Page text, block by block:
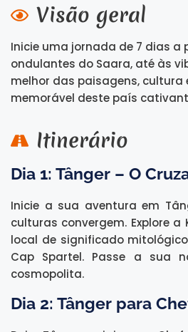
Visão geral
Inicie uma jornada de 7 dias
ondulantes do Saara, até às
melhor das paisagens, cultura
memorável deste país
Itinerário
Dia 1: Tânger – O
Inicie a sua aventura em
culturas convergem. Explore
local de significado
Cap Spartel. Passe a sua
cosmopolita.
Dia 2: Tânger para